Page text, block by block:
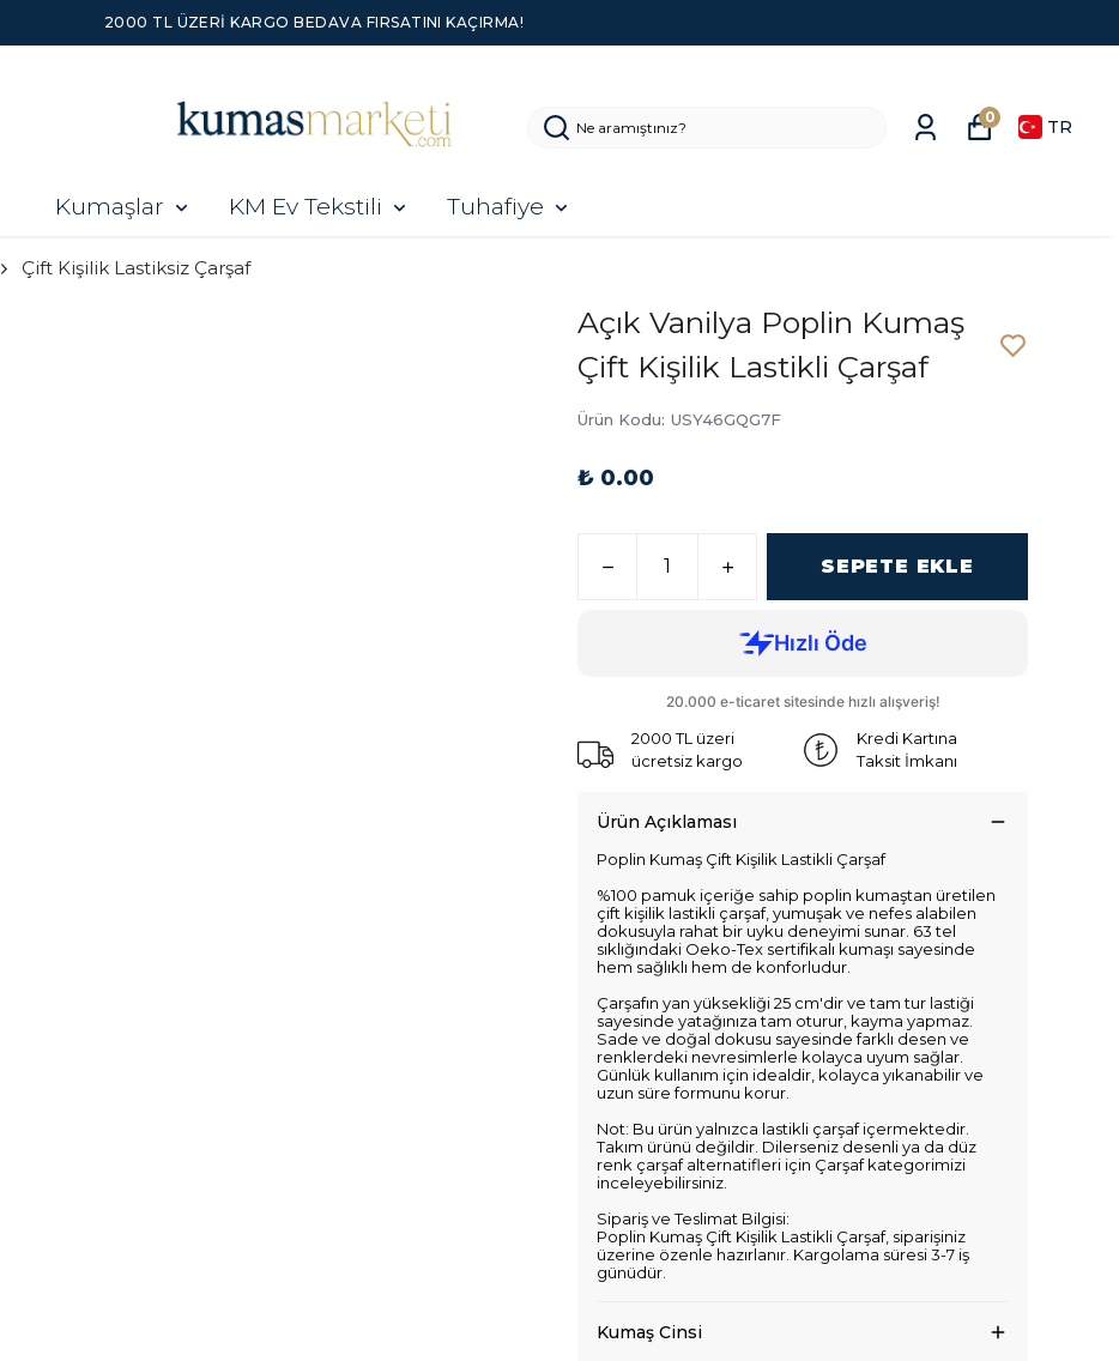
2000 TL ÜZERI KARGO BEDAVA FIRSATINI KAÇIRMA!
Kumaşlar KM Ev Tekstili Tuhafiye
0 TR
Çift Kişilik Lastiksiz Çarşaf
Açık Vanilya Poplin Kumaş
Çift Kişilik Lastikli Çarşaf
Ürün Kodu: USY46GQG7F
₺ 0.00
SEPETE EKLE
2000 TL üzeri
ücretsiz kargo
Kredi Kartına
Taksit İmkanı
Ürün Açıklaması
Poplin Kumaş Çift Kişilik Lastikli Çarşaf
%100 pamuk içeriğe sahip poplin kumaştan üretilen
çift kişilik lastikli çarşaf, yumuşak ve nefes alabilen
dokusuyla rahat bir uyku deneyimi sunar. 63 tel
sıklığındaki Oeko-Tex sertifikalı kumaşı sayesinde
hem sağlıklı hem de konforludur.
Çarşafın yan yüksekliği 25 cm'dir ve tam tur lastiği
sayesinde yatağınıza tam oturur, kayma yapmaz.
Sade ve doğal dokusu sayesinde farklı desen ve
renklerdeki nevresimlerle kolayca uyum sağlar.
Günlük kullanım için idealdir, kolayca yıkanabilir ve
uzun süre formunu korur.
Not: Bu ürün yalnızca lastikli çarşaf içermektedir.
Takım ürünü değildir. Dilerseniz desenli ya da düz
renk çarşaf alternatifleri için Çarşaf kategorimizi
inceleyebilirsiniz.
Sipariş ve Teslimat Bilgisi:
Poplin Kumaş Çift Kişilik Lastikli Çarşaf, siparişiniz
üzerine özenle hazırlanır. Kargolama süresi 3-7 iş
günüdür.
Kumaş Cinsi